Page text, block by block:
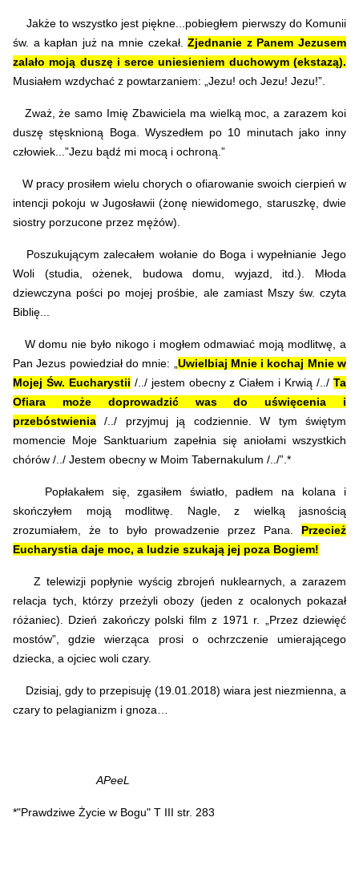
Jakże to wszystko jest piękne...pobiegłem pierwszy do Komunii
św. a kapłan już na mnie czekał.Zjednanie z Panem Jezusem
zalało moją duszę i serce uniesieniem duchowym (ekstazą).
Musiałem wzdychać z powtarzaniem: „Jezu! och Jezu! Jezu!”.
Zważ, że samo Imię Zbawiciela ma wielką moc, a zarazem koi
duszę stęsknioną Boga. Wyszedłem po 10 minutach jako inny
człowiek...”Jezu bądź mi mocą i ochroną.”
W pracy prosiłem wielu chorych o ofiarowanie swoich cierpień w
intencji pokoju w Jugosławii (żonę niewidomego, staruszkę, dwie
siostry porzucone przez mężów).
Poszukującym zalecałem wołanie do Boga i wypełnianie Jego
Woli (studia, ożenek, budowa domu, wyjazd, itd.). Młoda
dziewczyna pości po mojej prośbie, ale zamiast Mszy św. czyta
Biblię...
W domu nie było nikogo i mogłem odmawiać moją modlitwę, a
Pan Jezus powiedział do mnie: „ Uwielbiaj Mnie i kochaj Mnie w
Mojej Św. Eucharystii /../ jestem obecny z Ciałem i Krwią /../Ta
Ofiara może doprowadzić was do uświęcenia i
przebóstwienia /../ przyjmuj ją codziennie. W tym świętym
momencie Moje Sanktuarium zapełnia się aniołami wszystkich
chórów /../ Jestem obecny w Moim Tabernakulum /../”.*
Popłakałem się, zgasiłem światło, padłem na kolana i
skończyłem moją modlitwę. Nagle, z wielką jasnością
zrozumiałem, że to było prowadzenie przez Pana. Przecież
Eucharystia daje moc, a ludzie szukają jej poza Bogiem!
Z telewizji popłynie wyścig zbrojeń nuklearnych, a zarazem
relacja tych, którzy przeżyli obozy (jeden z ocalonych pokazał
różaniec). Dzień zakończy polski film z 1971 r. „Przez dziewięć
mostów”, gdzie wierząca prosi o ochrzczenie umierającego
dziecka, a ojciec woli czary.
Dzisiaj, gdy to przepisuję (19.01.2018) wiara jest niezmienna, a
czary to pelagianizm i gnoza…
APeeL
*"Prawdziwe Życie w Bogu" T III str. 283